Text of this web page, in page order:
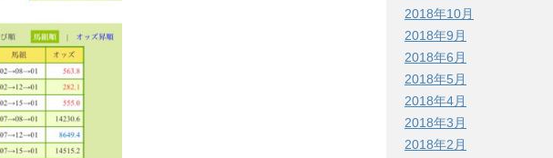
2018年10月
2018年9月
2018年6月
2018年5月
2018年4月
2018年3月
2018年2月